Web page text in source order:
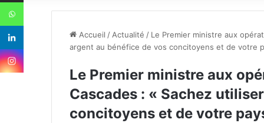
Accueil / Actualité / Le Premier ministre aux
argent au bénéfice de vos concitoyens et de votre
Le Premier ministre aux
Cascades : « Sachez
concitoyens et de votre